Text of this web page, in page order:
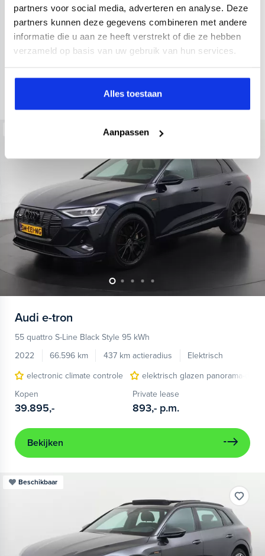
partners voor social media, adverteren en analyse. Deze
partners kunnen deze gegevens combineren met andere
informatie die u aan ze heeft verstrekt of die ze hebben
verzameld op basis van uw gebruik van hun services.
Alles toestaan
Aanpassen
34.998 km 437 km actieradius
Elektrisch
electronic climate controle
elektrisch glazen panorama-dak
Kopen
36.895,-
Private lease
793,- p.m.
Audi e-tron
55 quattro S-Line Black Style 95 kWh
2022
66.596 km 437 km actieradius
Elektrisch
electronic climate controle
elektrisch glazen panorama-dak
Kopen
39.895,-
Private lease
893,- p.m.
Bekijken
Beschikbaar